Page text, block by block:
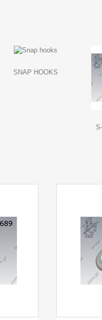
SNAP HOOKS